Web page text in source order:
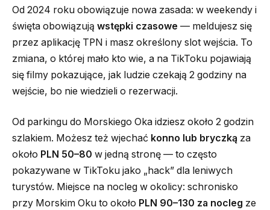
Od 2024 roku obowiązuje nowa zasada: w weekendy i
święta obowiązują wstępki czasowe — meldujesz się
przez aplikację TPN i masz określony slot wejścia. To
zmiana, o której mało kto wie, a na TikToku pojawiają
się filmy pokazujące, jak ludzie czekają 2 godziny na
wejście, bo nie wiedzieli o rezerwacji.
Od parkingu do Morskiego Oka idziesz około 2 godzin
szlakiem. Możesz też wjechać konno lub bryczką za
około PLN 50–80 w jedną stronę — to często
pokazywane w TikToku jako „hack” dla leniwych
turystów. Miejsce na nocleg w okolicy: schronisko
przy Morskim Oku to około PLN 90–130 za nocleg ze